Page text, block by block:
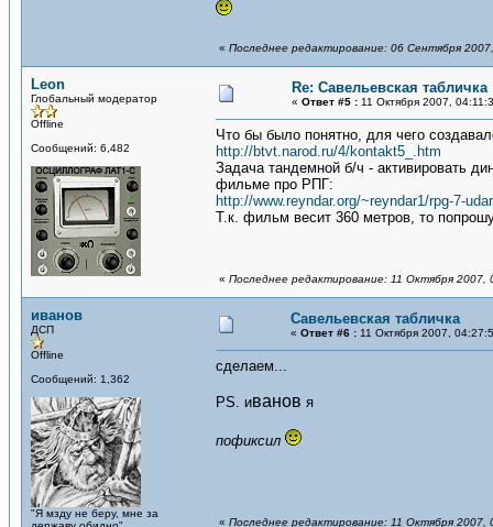
« Последнее редактирование: 06 Сентября
Leon
Глобальный модератор
Offline
Сообщений: 6,482
Re: Савельевская табличка
« Ответ #5 : 11 Октября 2007,
Что бы было понятно, для чего
http://btvt.narod.ru/4/kontakt5_.htm
Задача тандемной б/ч - активировать
фильме про РПГ:
http://www.reyndar.org/~reyndar1/rpg-7-
Т.к. фильм весит 360 метров, то
« Последнее редактирование: 11 Октября 2007,
иванов
ДСП
Offline
Сообщений: 1,362
"Я мзду не беру, мне за
Савельевская табличка
« Ответ #6 : 11 Октября 2007,
сделаем...
PS. иванов я
пофиксил
« Последнее редактирование: 11 Октября 2007,